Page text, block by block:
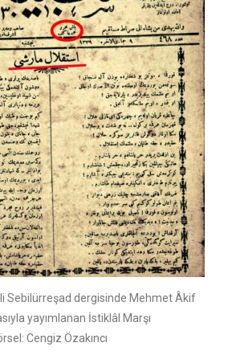
Sebilürreşad dergisinde Mehmet Âkif
yayımlanan İstiklâl Marşı
Cengiz Özakıncı